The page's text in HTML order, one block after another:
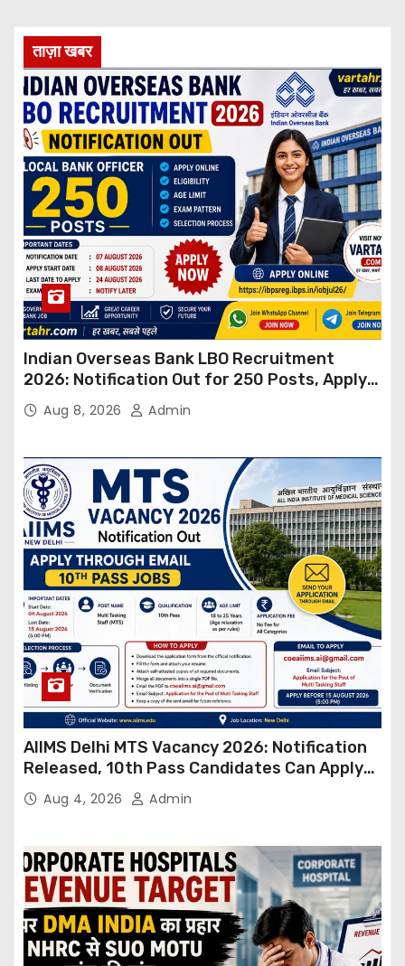
ताज़ा खबर
Indian Overseas Bank LBO Recruitment
2026: Notification Out for 250 Posts, Apply
OnlineAug 8, 2026 Admin
AIIMS Delhi MTS Vacancy 2026: Notification
Released, 10th Pass Candidates Can Apply
Through Email
Aug 4, 2026 Admin